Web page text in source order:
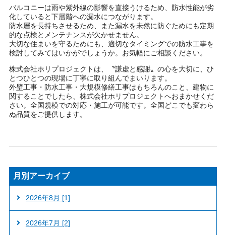
バルコニーは雨や紫外線の影響を直接うけるため、防水性能が劣
化していると下層階への漏水につながります。
防水層を長持ちさせるため、また漏水を未然に防ぐためにも定期
的な点検とメンテナンスが欠かせません。
大切な住まいを守るためにも、適切なタイミングでの防水工事を
検討してみてはいかがでしょうか。お気軽にご相談ください。
株式会社ホリプロジェクトは、〝謙虚と感謝〟の心を大切に、ひ
とつひとつの現場に丁寧に取り組んでまいります。
外壁工事・防水工事・大規模修繕工事はもちろんのこと、建物に
関することでしたら、株式会社ホリプロジェクトへおまかせくだ
さい。全国規模での対応・施工が可能です。全国どこでも変わら
ぬ品質をご提供します。
月別アーカイブ
2026年8月 [1]
2026年7月 [2]